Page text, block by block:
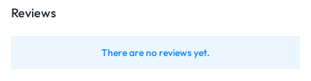
Reviews
There are no reviews yet.